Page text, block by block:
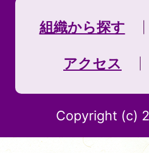
組織から探す
アクセス
Copyright (c)